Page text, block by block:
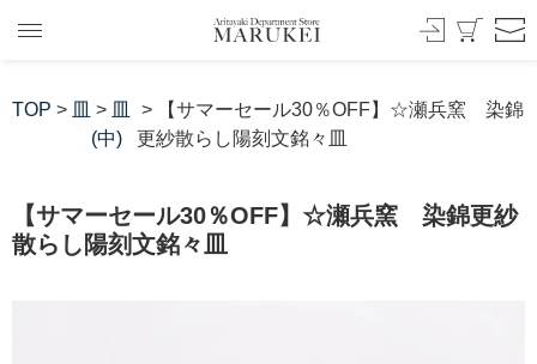
TOP > 皿 > 皿
(中)
> 【サマーセール30％OFF】☆瀬兵窯 染錦
更紗散らし陽刻文銘々皿
【サマーセール30％OFF】☆瀬兵窯 染錦更紗
散らし陽刻文銘々皿